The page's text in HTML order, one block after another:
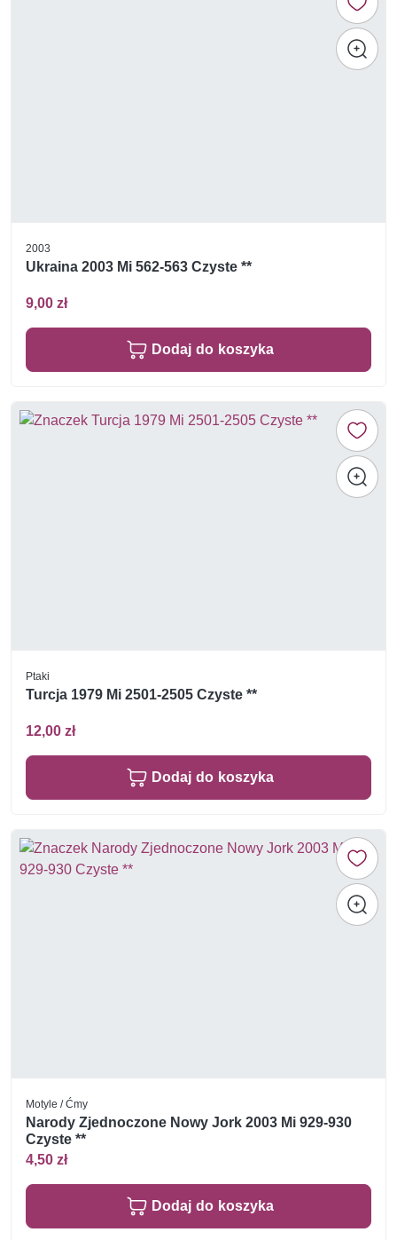
2003
Ukraina 2003 Mi 562-563 Czyste **
9,00 zł
Dodaj do koszyka
Ptaki
Turcja 1979 Mi 2501-2505 Czyste **
12,00 zł
Dodaj do koszyka
Motyle / Ćmy
Narody Zjednoczone Nowy Jork 2003 Mi 929-930
Czyste **
4,50 zł
Dodaj do koszyka